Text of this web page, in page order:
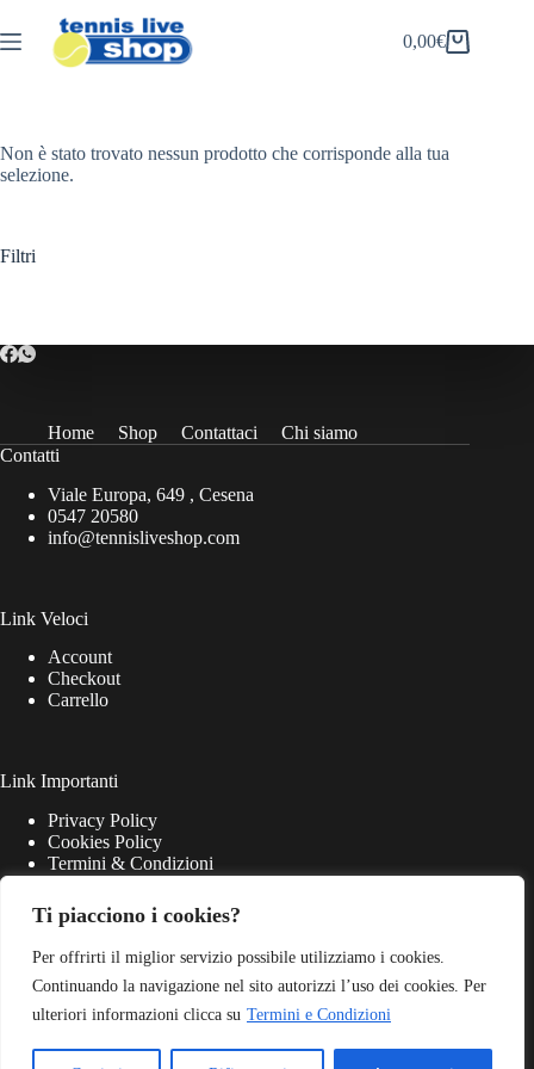
Ti piacciono i cookies?
Per offrirti il miglior servizio possibile utilizziamo i cookies.
Continuando la navigazione nel sito autorizzi l’uso dei cookies. Per
ulteriori informazioni clicca su Termini e Condizioni
al
contenuto
Carrello
0,00€
Non è stato trovato nessun prodotto che corrisponde alla tua
selezione.
Filtri
Home Shop Contattaci
Chi siamo
Contatti
Viale Europa, 649 , Cesena
0547 20580
info@tennisliveshop.com
Link Veloci
Account
Checkout
Carrello
Link Importanti
Privacy Policy
Cookies Policy
Termini & Condizioni